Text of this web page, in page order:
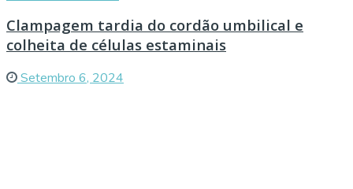
Clampagem tardia do cordão umbilical e
colheita de células estaminais
Setembro 6, 2024